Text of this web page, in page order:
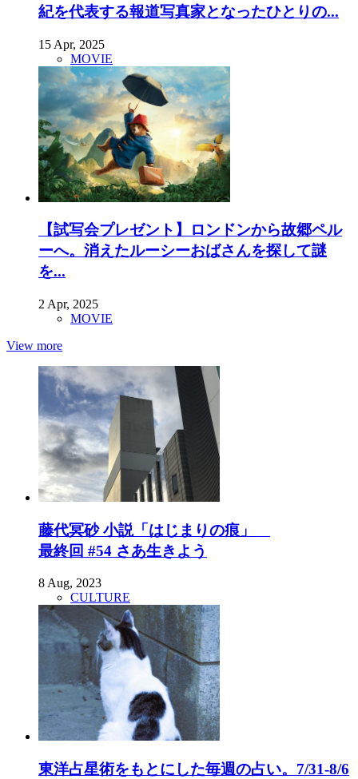
紀を代表する報道写真家となったひとりの...
15 Apr, 2025
MOVIE
【試写会プレゼント】ロンドンから故郷ペル
ーへ。消えたルーシーおばさんを探して謎
を...
2 Apr, 2025
MOVIE
View more
藤代冥砂 小説「はじまりの痕」
最終回 #54 さあ生きよう
8 Aug, 2023
CULTURE
東洋占星術をもとにした毎週の占い。7/31-8/6